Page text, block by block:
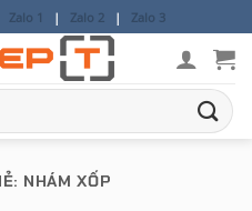
Zalo 1 | Zalo 2| Zalo 3
NHÁM XỐP